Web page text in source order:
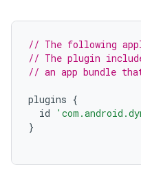
// The following
// The plugin
// an app bundle
plugins {
id
}